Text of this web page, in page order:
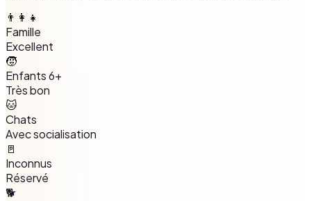
👨‍👩‍👧
Famille
Excellent
🧒
Enfants 6+
Très bon
🐱
Chats
Avec socialisation
🚪
Inconnus
Réservé
🐕